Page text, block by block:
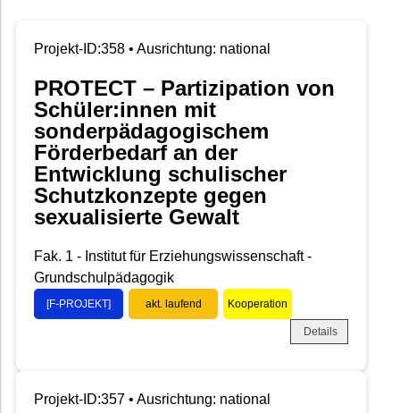
Projekt-ID:358 • Ausrichtung: national
PROTECT – Partizipation von
Schüler:innen mit
sonderpädagogischem
Förderbedarf an der
Entwicklung schulischer
Schutzkonzepte gegen
sexualisierte Gewalt
Fak. 1 - Institut für Erziehungswissenschaft -
Grundschulpädagogik
[F-PROJEKT] akt. laufend Kooperation
Details
Projekt-ID:357 • Ausrichtung: national